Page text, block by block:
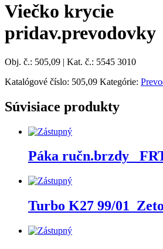
Viečko krycie
pridav.prevodovky
Obj. č.: 505,09 | Kat. č.: 5545 3010
Katalógové číslo: 505,09 Kategórie:
Súvisiace produkty
Páka ručn.brzdy_
Turbo K27 99/